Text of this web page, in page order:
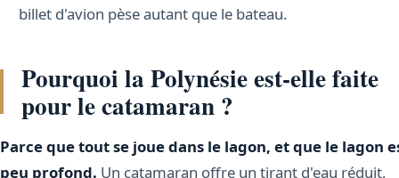
billet d'avion pèse autant que le bateau.
Pourquoi la Polynésie est-elle faite
pour le catamaran ?
Parce que tout se joue dans le lagon, et que le lagon
peu profond. Un catamaran offre un tirant d'eau réduit,